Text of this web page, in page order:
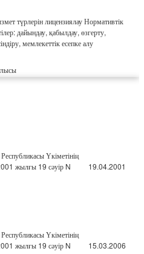
түрлерін лицензиялау Нормативтік
дайындау, қабылдау, өзгерту,
мемлекеттік есепке алу
Үкіметінің
жылғы 19 сәуір N
19.04.2001
Үкіметінің
жылғы 19 сәуір N
15.03.2006